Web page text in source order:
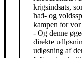
krigsindsats,
had- og
kampen for
- Og denne
direkte
udløsning af